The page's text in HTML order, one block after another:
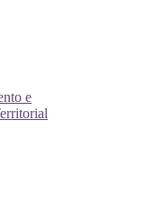
e